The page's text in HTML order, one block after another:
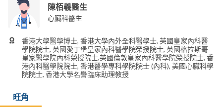
陳栢羲醫生
心臟科醫生
香港大學醫學博士, 香港大學內外全科醫學士, 英國皇家內科醫
學院院士, 英國愛丁堡皇家內科醫學院榮授院士, 英國格拉斯哥
皇家醫學院內科榮授院士,英國倫敦皇家內科醫學院榮授院士, 香
港內科醫學院院士, 香港醫學專科學院院士 (內科), 美國心臟科學
院院士, 香港大學名譽臨床助理教授
旺角